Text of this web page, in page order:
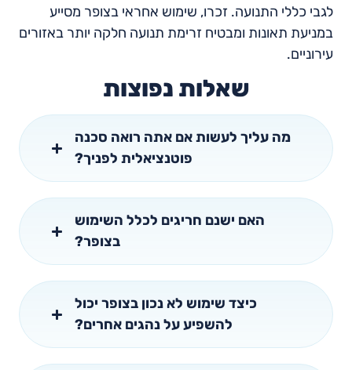
לגבי כללי התנועה. זכרו, שימוש אחראי בצופר מסייע
במניעת תאונות ומבטיח זרימת תנועה חלקה יותר באזורים
עירוניים.
שאלות נפוצות
מה עליך לעשות אם אתה רואה סכנה
פוטנציאלית לפניך?
האם ישנם חריגים לכלל השימוש
בצופר?
כיצד שימוש לא נכון בצופר יכול
להשפיע על נהגים אחרים?